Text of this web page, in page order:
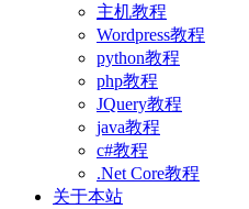
主机教程
Wordpress教程
python教程
php教程
JQuery教程
java教程
c#教程
.Net Core教程
关于本站